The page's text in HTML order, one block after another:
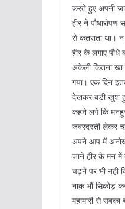
करते हुए अपनी
हीर ने
से कतराता था।
हीर के लगाए
अकेली कितना
गया। एक दिन
देखकर बड़ी खुश
कहने लगे कि
जबरदस्ती लेकर
अपने आप में
जाने हीर के मन में
चढ़ने पर भी नहीं
नाक भौं सिकोड़
महामारी से